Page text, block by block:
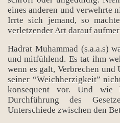
eines anderen und verwehrte
Irrte sich jemand, so
verletzender Art darauf
Hadrat Muhammad (s.a.a.s)
und mitfühlend. Es tat ihm
wenn es galt, Verbrechen und
seiner “Weichherzigkeit”
konsequent vor. Und wie
Durchführung des
Unterschiede zwischen den